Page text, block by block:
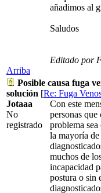
añadimos al
Saludos
Editado por
Arriba
Posible causa fuga
solución [Re: Fuga
Jotaaa
No
registrado
Con este
personas
problema
la mayoría de
muchos de
incapacidad
postura o sin